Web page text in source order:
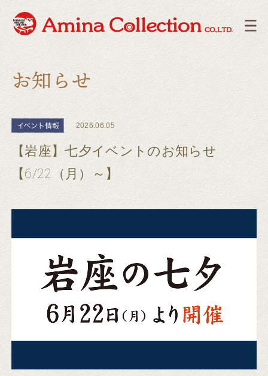
2026.06.05
【岩座】七夕イベントのお知らせ
【6/22（月）～】